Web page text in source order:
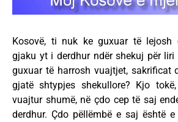
Kosovë, ti nuk ke guxuar të lejosh
gjaku yt i derdhur ndër shekuj për liri
guxuar të harrosh vuajtjet, sakrificat
gjatë shtypjes shekullore? Kjo
vuajtur shumë, në çdo cep të saj
derdhur. Çdo pëllëmbë e saj është